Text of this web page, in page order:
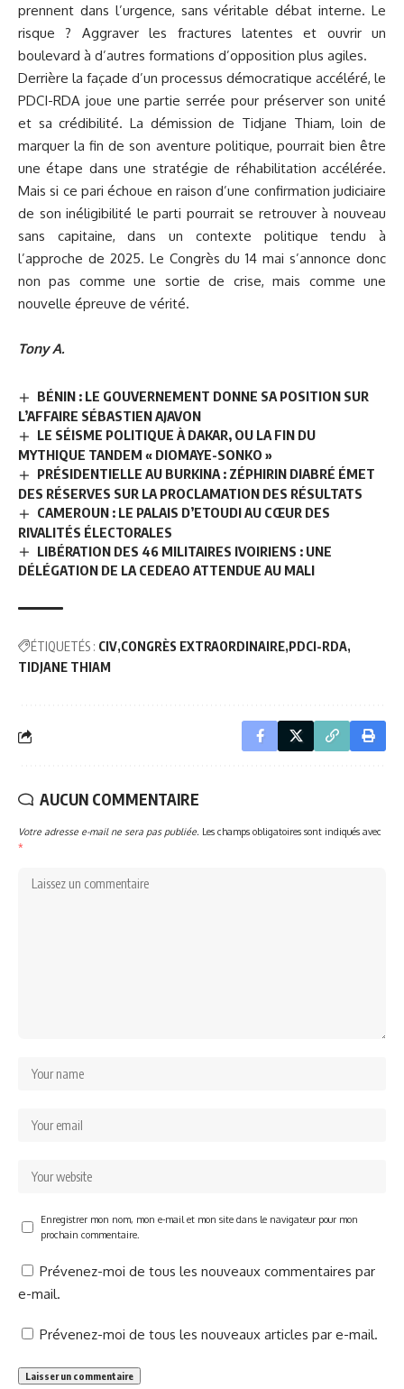
prennent dans l’urgence, sans véritable débat interne. Le
risque ? Aggraver les fractures latentes et ouvrir un
boulevard à d’autres formations d’opposition plus agiles.
Derrière la façade d’un processus démocratique accéléré, le
PDCI-RDA joue une partie serrée pour préserver son unité
et sa crédibilité. La démission de Tidjane Thiam, loin de
marquer la fin de son aventure politique, pourrait bien être
une étape dans une stratégie de réhabilitation accélérée.
Mais si ce pari échoue en raison d’une confirmation judiciaire
de son inéligibilité le parti pourrait se retrouver à nouveau
sans capitaine, dans un contexte politique tendu à
l’approche de 2025. Le Congrès du 14 mai s’annonce donc
non pas comme une sortie de crise, mais comme une
nouvelle épreuve de vérité.
Tony A.
BÉNIN : LE GOUVERNEMENT DONNE SA POSITION SUR
L’AFFAIRE SÉBASTIEN AJAVON
LE SÉISME POLITIQUE À DAKAR, OU LA FIN DU
MYTHIQUE TANDEM « DIOMAYE-SONKO »
PRÉSIDENTIELLE AU BURKINA : ZÉPHIRIN DIABRÉ ÉMET
DES RÉSERVES SUR LA PROCLAMATION DES RÉSULTATS
CAMEROUN : LE PALAIS D’ETOUDI AU CŒUR DES
RIVALITÉS ÉLECTORALES
LIBÉRATION DES 46 MILITAIRES IVOIRIENS : UNE
DÉLÉGATION DE LA CEDEAO ATTENDUE AU MALI
ÉTIQUETÉS : CIV CONGRÈS EXTRAORDINAIRE PDCI-RDA
TIDJANE THIAM
AUCUN COMMENTAIRE
Votre adresse e-mail ne sera pas publiée. Les champs obligatoires sont indiqués avec
*
Enregistrer mon nom, mon e-mail et mon site dans le navigateur pour mon
prochain commentaire.
Prévenez-moi de tous les nouveaux commentaires par
e-mail.
Prévenez-moi de tous les nouveaux articles par e-mail.